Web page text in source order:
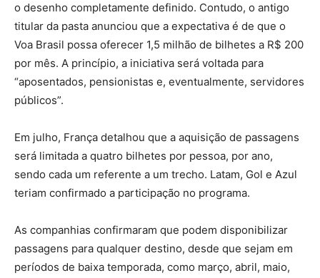
o desenho completamente definido. Contudo, o antigo
titular da pasta anunciou que a expectativa é de que o
Voa Brasil possa oferecer 1,5 milhão de bilhetes a R$ 200
por mês. A princípio, a iniciativa será voltada para
“aposentados, pensionistas e, eventualmente, servidores
públicos”.
Em julho, França detalhou que a aquisição de passagens
será limitada a quatro bilhetes por pessoa, por ano,
sendo cada um referente a um trecho. Latam, Gol e Azul
teriam confirmado a participação no programa.
As companhias confirmaram que podem disponibilizar
passagens para qualquer destino, desde que sejam em
períodos de baixa temporada, como março, abril, maio,